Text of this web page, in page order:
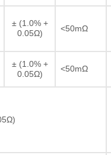
± (1.0% +
0.05Ω)
<50mΩ
± (1.0% +
0.05Ω)
<50mΩ